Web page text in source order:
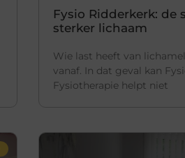
Fysio Ridderkerk: de
sterker lichaam
Wie last heeft van
vanaf. In dat geval kan
Fysiotherapie helpt niet